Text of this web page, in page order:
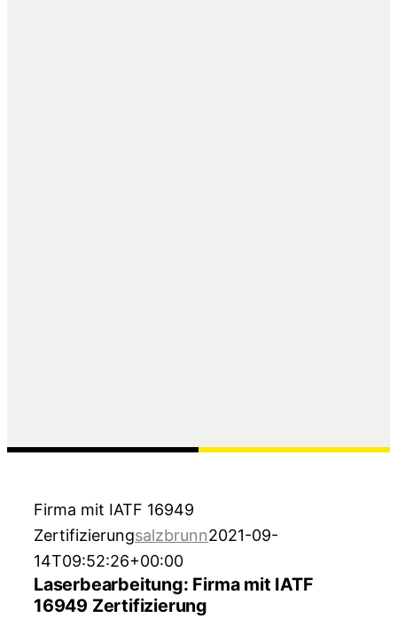
Firma mit IATF 16949
Zertifizierungsalzbrunn2021-09-
14T09:52:26+00:00
Laserbearbeitung: Firma mit IATF
16949 Zertifizierung